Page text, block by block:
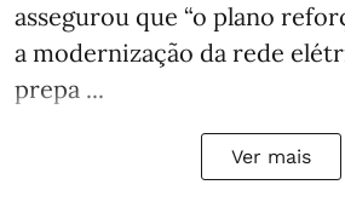
assegurou que “o plano
a modernização da rede
prepa ...
Ver mais